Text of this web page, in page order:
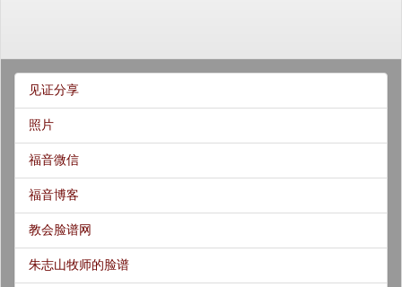
见证分享
照片
福音微信
福音博客
教会脸谱网
朱志山牧师的脸谱